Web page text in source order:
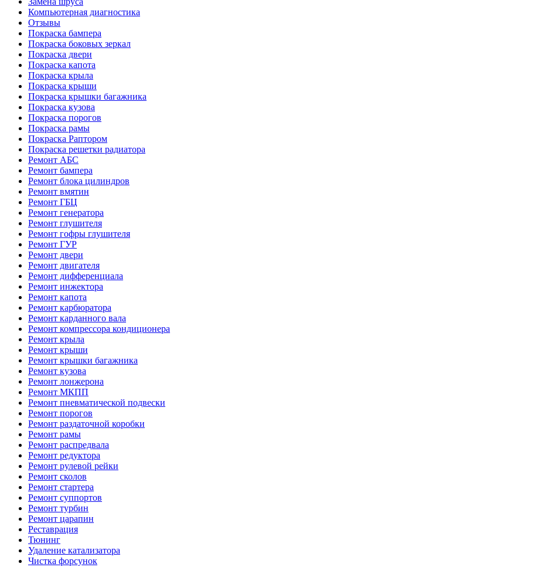
Компьютерная диагностика
Отзывы
Покраска бампера
Покраска боковых зеркал
Покраска двери
Покраска капота
Покраска крыла
Покраска крыши
Покраска крышки багажника
Покраска кузова
Покраска порогов
Покраска рамы
Покраска Раптором
Покраска решетки радиатора
Ремонт АБС
Ремонт бампера
Ремонт блока цилиндров
Ремонт вмятин
Ремонт ГБЦ
Ремонт генератора
Ремонт глушителя
Ремонт гофры глушителя
Ремонт ГУР
Ремонт двери
Ремонт двигателя
Ремонт дифференциала
Ремонт инжектора
Ремонт капота
Ремонт карбюратора
Ремонт карданного вала
Ремонт компрессора кондиционера
Ремонт крыла
Ремонт крыши
Ремонт крышки багажника
Ремонт кузова
Ремонт лонжерона
Ремонт МКПП
Ремонт пневматической подвески
Ремонт порогов
Ремонт раздаточной коробки
Ремонт рамы
Ремонт распредвала
Ремонт редуктора
Ремонт рулевой рейки
Ремонт сколов
Ремонт стартера
Ремонт суппортов
Ремонт турбин
Ремонт царапин
Реставрация
Тюнинг
Удаление катализатора
Чистка форсунок